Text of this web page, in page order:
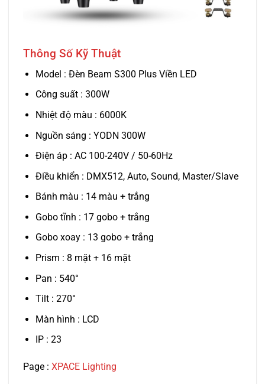
Thông Số Kỹ Thuật
Model : Đèn Beam S300 Plus Viền LED
Công suất : 300W
Nhiệt độ màu : 6000K
Nguồn sáng : YODN 300W
Điện áp : AC 100-240V / 50-60Hz
Điều khiển : DMX512, Auto, Sound, Master/Slave
Bánh màu : 14 màu + trắng
Gobo tĩnh : 17 gobo + trắng
Gobo xoay : 13 gobo + trắng
Prism : 8 mặt + 16 mặt
Pan : 540°
Tilt : 270°
Màn hình : LCD
IP : 23
Page : XPACE Lighting